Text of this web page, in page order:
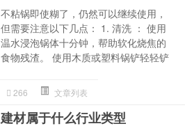
不粘锅即使糊了，仍然可以继续使用，
但需要注意以下几点： 1. 清洗 ： 使用
温水浸泡锅体十分钟，帮助软化烧焦的
食物残渣。 使用木质或塑料锅铲轻轻铲
266 文章列表
建材属于什么行业类型